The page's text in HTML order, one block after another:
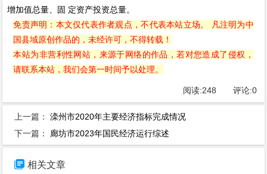
增加值总量、固 定资产投资总量。
免责声明：本文仅代表作者观点，不代表本站立场。 凡注明为中
国县域原创作品的，未经许可，不得转载！
本站为非营利性网站，来源于网络的作品，若对您造成了侵权，
请联系本站，我们会第一时间予以处理。
阅读:248 评论:0
上一篇：滦州市2020年主要经济指标完成情况
下一篇： 廊坊市2023年国民经济运行综述
 相关文章